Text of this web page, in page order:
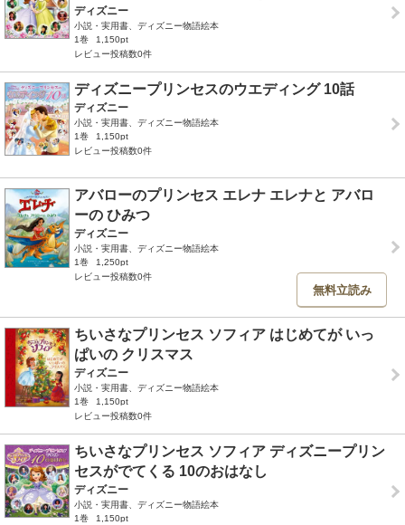
ディズニー
小説・実用書、ディズニー物語絵本
1巻
1,150pt
レビュー投稿数0件
ディズニープリンセスのウエディング 10話
ディズニー
小説・実用書、ディズニー物語絵本
1巻
1,150pt
レビュー投稿数0件
アバローのプリンセス エレナ エレナと アバロ
ーの ひみつ
ディズニー
小説・実用書、ディズニー物語絵本
1巻
1,250pt
レビュー投稿数0件
無料立読み
ちいさなプリンセス ソフィア はじめてが いっ
ぱいの クリスマス
ディズニー
小説・実用書、ディズニー物語絵本
1巻
1,150pt
レビュー投稿数0件
ちいさなプリンセス ソフィア ディズニープリン
セスがでてくる 10のおはなし
ディズニー
小説・実用書、ディズニー物語絵本
1巻
1,150pt